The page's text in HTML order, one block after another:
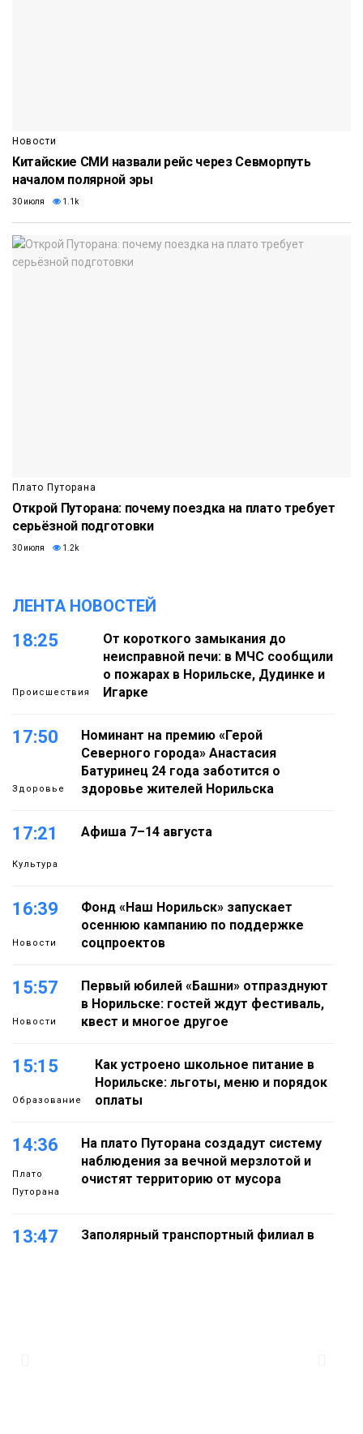
Новости
Китайские СМИ назвали рейс через Севморпуть
началом полярной эры
30 июля 1.1k
Плато Путорана
Открой Путорана: почему поездка на плато требует
серьёзной подготовки
30 июля 1.2k
ЛЕНТА НОВОСТЕЙ
18:25
Происшествия
От короткого замыкания до
неисправной печи: в МЧС сообщили
о пожарах в Норильске, Дудинке и
Игарке
17:50
Здоровье
Номинант на премию «Герой
Северного города» Анастасия
Батуринец 24 года заботится о
здоровье жителей Норильска
17:21
Культура
Афиша 7–14 августа
16:39
Новости
Фонд «Наш Норильск» запускает
осеннюю кампанию по поддержке
соцпроектов
15:57
Новости
Первый юбилей «Башни» отпразднуют
в Норильске: гостей ждут фестиваль,
квест и многое другое
15:15
Образование
Как устроено школьное питание в
Норильске: льготы, меню и порядок
оплаты
14:36
Плато
Путорана
На плато Путорана создадут систему
наблюдения за вечной мерзлотой и
очистят территорию от мусора
13:47
Заполярный транспортный филиал в